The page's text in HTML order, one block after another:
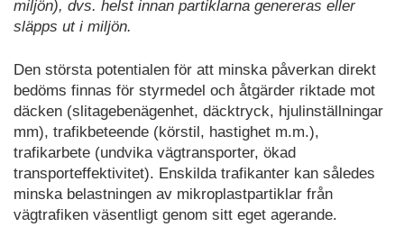
miljön), dvs. helst innan partiklarna genereras eller
släpps ut i miljön.
Den största potentialen för att minska påverkan direkt
bedöms finnas för styrmedel och åtgärder riktade mot
däcken (slitagebenägenhet, däcktryck, hjulinställningar
mm), trafikbeteende (körstil, hastighet m.m.),
trafikarbete (undvika vägtransporter, ökad
transporteffektivitet). Enskilda trafikanter kan således
minska belastningen av mikroplastpartiklar från
vägtrafiken väsentligt genom sitt eget agerande.